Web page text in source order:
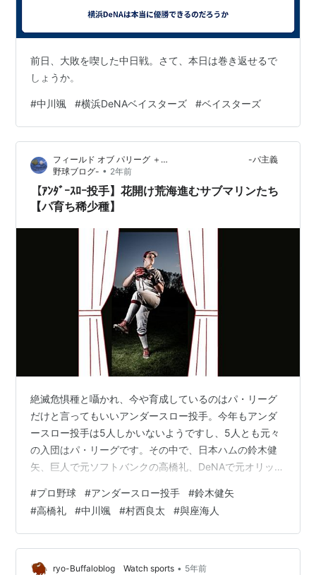
前日、大敗を喫した中日戦。さて、本日は巻き返せるで
しょうか。
#中川颯 #横浜DeNAベイスターズ #ベイスターズ
フィールド オブ パリーグ ＋… -パ主義
野球ブログ- • 2年前
【ｱﾝﾀﾞｰｽﾛｰ投手】花開け荒海進むサブマリンたち
【パ育ち稀少種】
絶滅危惧種と囁かれ、今や育成しているのはパ・リーグ
だけと言ってもいいアンダースロー投手。今年もアンダ
ースロー投手は5人しかいないようですし、5人とも元々
の入団はパ・リーグです。その中で、日本ハムの鈴木健
矢、巨人で元ソフトバンクの高橋礼、DeNAで元オリック
期とはいえ打者につけ入る隙を与えぬ見事な好投で、一
気に注目を浴びています。 この3人、去年は不調に泣き
ました。スズケン(鈴木)はアンダースロー転向2年目で、
春先こそチームを支えて大活躍したものの、疲労が溜ま
るにつれて打者に攻略されファーム暮らしが長かった。
#プロ野球 #アンダースロー投手 #鈴木健矢
#高橋礼 #中川颯 #村西良太 #與座海人
ryo-Buffaloblog Watch sports • 5年前